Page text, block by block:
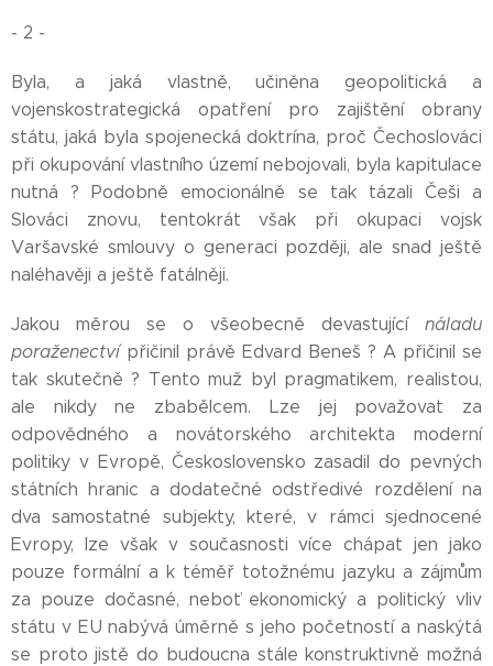
- 2 -
Byla, a jaká vlastně, učiněna geopolitická a
vojenskostrategická opatření pro zajištění obrany
státu, jaká byla spojenecká doktrína, proč Čechoslováci
při okupování vlastního území nebojovali, byla kapitulace
nutná ? Podobně emocionálně se tak tázali Češi a
Slováci znovu, tentokrát však při okupaci vojsk
Varšavské smlouvy o generaci později, ale snad ještě
naléhavěji a ještě fatálněji.
Jakou měrou se o všeobecně devastující náladu
poraženectvípřičinil právě Edvard Beneš ? A přičinil se
tak skutečně ? Tento muž byl pragmatikem, realistou,
ale nikdy ne zbabělcem. Lze jej považovat za
odpovědného a novátorského architekta moderní
politiky v Evropě, Československo zasadil do pevných
státních hranic a dodatečné odstředivé rozdělení na
dva samostatné subjekty, které, v rámci sjednocené
Evropy, lze však v současnosti více chápat jen jako
pouze formální a k téměř totožnému jazyku a zájmům
za pouze dočasné, neboť ekonomický a politický vliv
státu v EU nabývá úměrně s jeho početností a naskýtá
se proto jistě do budoucna stále konstruktivně možná